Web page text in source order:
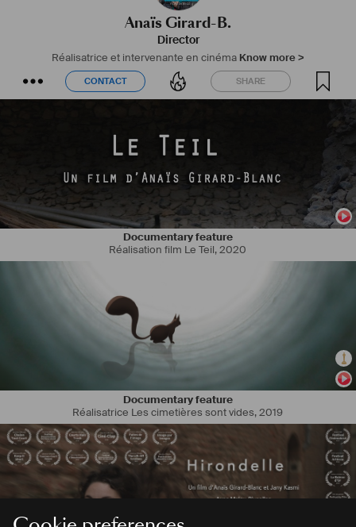
Anaïs Girard-B.
Director
Réalisatrice et intervenante en cinéma Know more >
CONTACT SHARE
CONTACT SHARE
Documentary feature
Réalisation film Le Teil,2020
Documentary feature
Réalisatrice Les cimetières sont vides,2019